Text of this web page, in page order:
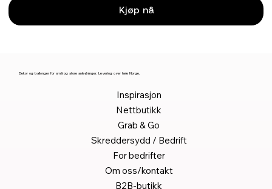
Kjøp nå
Dekor og ballonger for små og store anledninger. Levering over hele Norge.
Inspirasjon
Nettbutikk
Grab & Go
Skreddersydd / Bedrift
For bedrifter
Om oss/kontakt
B2B-butikk